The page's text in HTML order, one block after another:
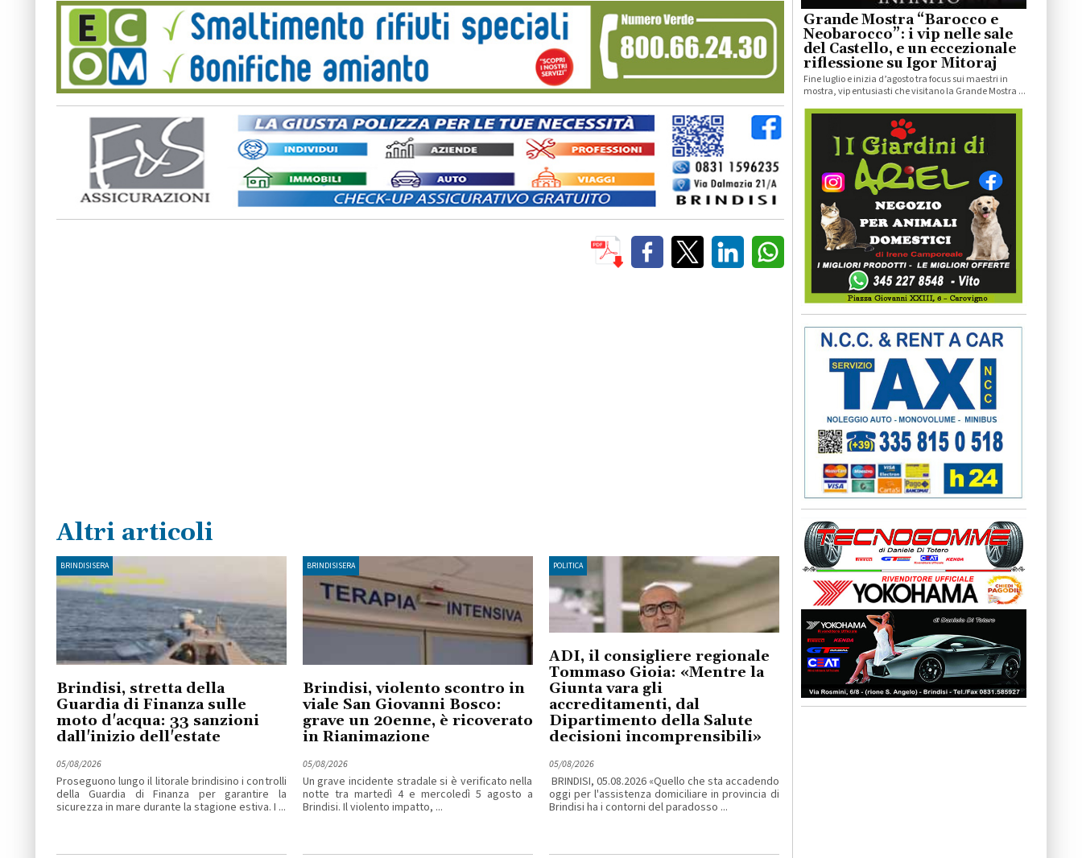
Altri articoli
BRINDISISERA
Brindisi, stretta della
Guardia di Finanza sulle
moto d'acqua: 33 sanzioni
dall'inizio dell'estate
05/08/2026
Proseguono lungo il litorale brindisino i controlli
della Guardia di Finanza per garantire la
sicurezza in mare durante la stagione estiva. I ...
BRINDISISERA
Brindisi, violento scontro in
viale San Giovanni Bosco:
grave un 20enne, è ricoverato
in Rianimazione
05/08/2026
Un grave incidente stradale si è verificato nella
notte tra martedì 4 e mercoledì 5 agosto a
Brindisi. Il violento impatto, ...
POLITICA
ADI, il consigliere regionale
Tommaso Gioia: «Mentre la
Giunta vara gli
accreditamenti, dal
Dipartimento della Salute
decisioni incomprensibili»
05/08/2026
BRINDISI, 05.08.2026 «Quello che sta accadendo
oggi per l'assistenza domiciliare in provincia di
Brindisi ha i contorni del paradosso ...
Grande Mostra “Barocco e
Neobarocco”: i vip nelle sale
del Castello, e un eccezionale
riflessione su Igor Mitoraj
Fine luglio e inizia d’agosto tra focus sui maestri in
mostra, vip entusiasti che visitano la Grande Mostra ...